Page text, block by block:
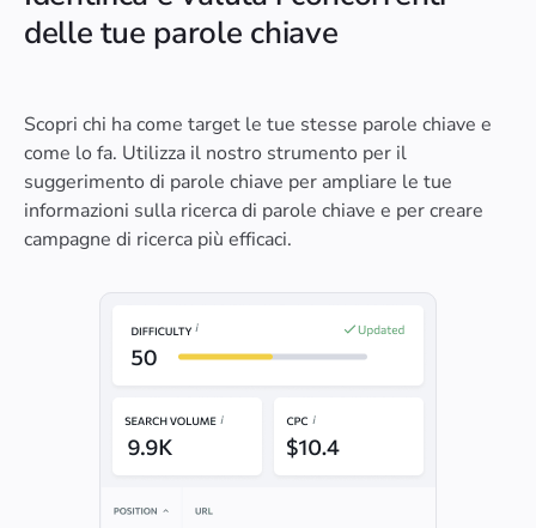
delle tue parole chiave
Scopri chi ha come target le tue stesse parole chiave e
come lo fa. Utilizza il nostro strumento per il
suggerimento di parole chiave per ampliare le tue
informazioni sulla ricerca di parole chiave e per creare
campagne di ricerca più efficaci.